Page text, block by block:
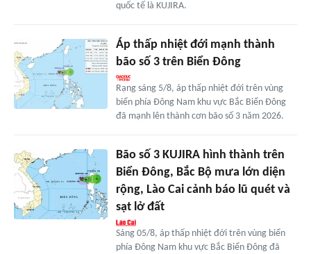
quốc tế là KUJIRA.
Áp thấp nhiệt đới mạnh thành
bão số 3 trên Biển Đông
Rạng sáng 5/8, áp thấp nhiệt đới trên vùng
biển phía Đông Nam khu vực Bắc Biển Đông
đã mạnh lên thành cơn bão số 3 năm 2026.
Bão số 3 KUJIRA hình thành trên
Biển Đông, Bắc Bộ mưa lớn diện
rộng, Lào Cai cảnh báo lũ quét và
sạt lở đất
Sáng 05/8, áp thấp nhiệt đới trên vùng biển
phía Đông Nam khu vực Bắc Biển Đông đã